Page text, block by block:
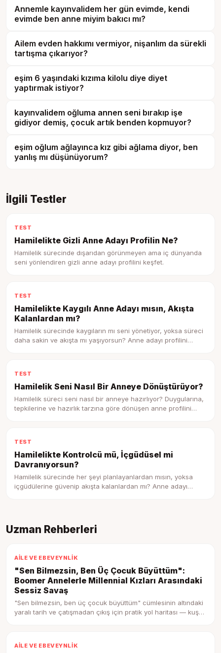
Annemle kayınvalidem her gün evimde, kendi
evimde ben anne miyim bakıcı mı?
Ailem evden hakkımı vermiyor, nişanlım da sürekli
tartışma çıkarıyor?
eşim 6 yaşındaki kızıma kilolu diye diyet
yaptırmak istiyor?
kayınvalidem oğluma annen seni bırakıp işe
gidiyor demiş, çocuk artık benden kopmuyor?
eşim oğlum ağlayınca kız gibi ağlama diyor, ben
yanlış mı düşünüyorum?
İlgili Testler
TEST
Hamilelikte Gizli Anne Adayı Profilin Ne?
Hamilelik sürecinde dışarıdan görünmeyen ama iç dünyanda
seni yönlendiren gizli anne adayı profilini keşfet.
TEST
Hamilelikte Kaygılı Anne Adayı mısın, Akışta
Kalanlardan mı?
Hamilelik sürecinde kaygıların mı seni yönetiyor, yoksa süreci
daha sakin ve akışta mı yaşıyorsun? Anne adayı profilini
TEST
Hamilelik Seni Nasıl Bir Anneye Dönüştürüyor?
Hamilelik süreci seni nasıl bir anneye hazırlıyor? Duygularına,
tepkilerine ve hazırlık tarzına göre dönüşen anne profilini
TEST
Hamilelikte Kontrolcü mü, İçgüdüsel mi
Davranıyorsun?
Hamilelik sürecinde her şeyi planlayanlardan mısın, yoksa
içgüdülerine güvenip akışta kalanlardan mı? Anne adayı
Uzman Rehberleri
AILE VE EBEVEYNLIK
"Sen Bilmezsin, Ben Üç Çocuk Büyüttüm":
Boomer Annelerle Millennial Kızları Arasındaki
Sessiz Savaş
"Sen bilmezsin, ben üç çocuk büyüttüm" cümlesinin altındaki
yaralı tarih ve çatışmadan çıkış için pratik yol haritası — kuşak
AILE VE EBEVEYNLIK